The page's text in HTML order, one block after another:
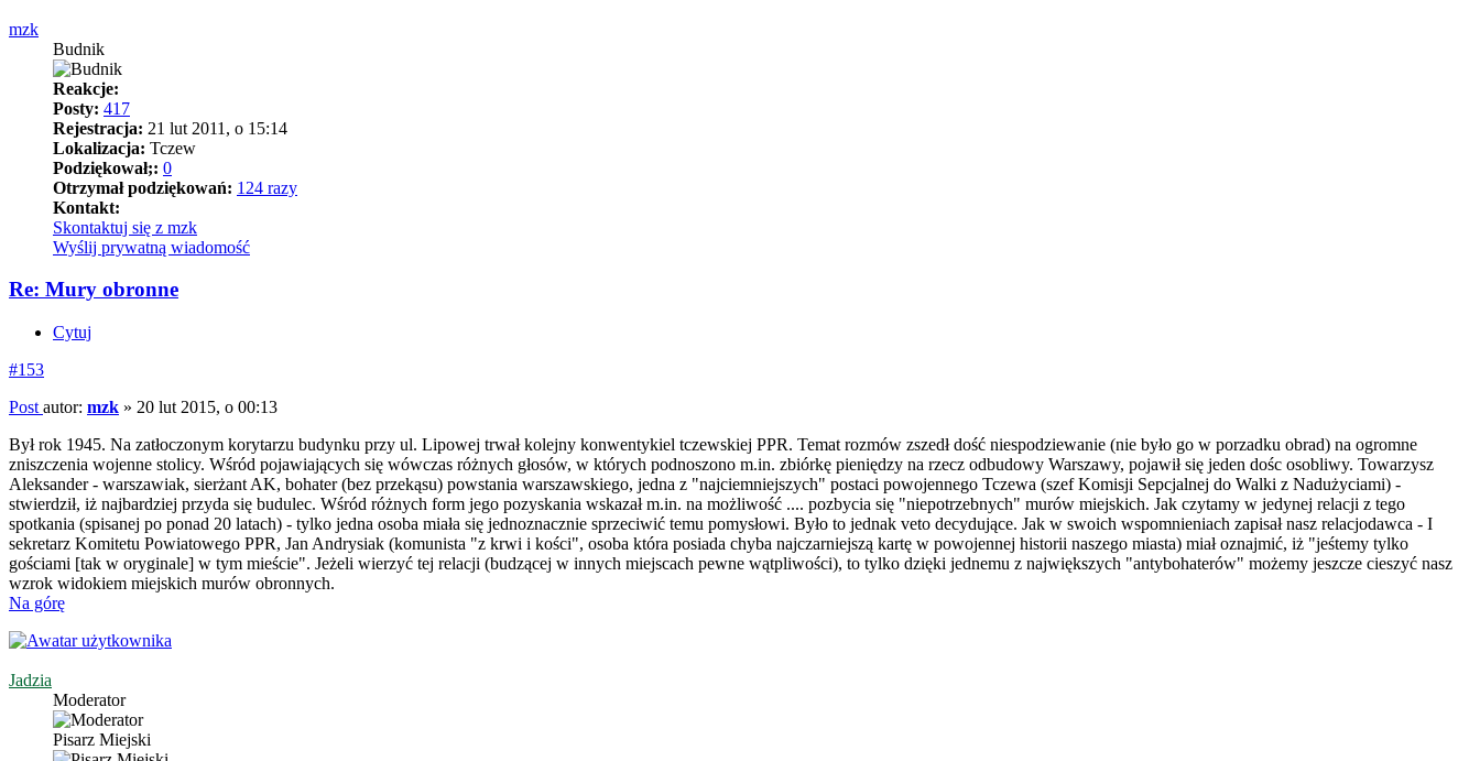
mzk
Budnik
Reakcje:
Posty: 417
Rejestracja: 21 lut 2011, o 15:14
Lokalizacja: Tczew
Podziękował;: 0
Otrzymał podziękowań: 124 razy
Kontakt:
Skontaktuj się z mzk
Wyślij prywatną wiadomość
Re: Mury obronne
Cytuj
#153
Post autor: mzk » 20 lut 2015, o 00:13
Był rok 1945. Na zatłoczonym korytarzu budynku przy ul. Lipowej trwał kolejny konwentykiel tczewskiej PPR. Temat rozmów zszedł dość niespodziewanie (nie było go w porzadku obrad) na ogromne
zniszczenia wojenne stolicy. Wśród pojawiających się wówczas różnych głosów, w których podnoszono m.in. zbiórkę pieniędzy na rzecz odbudowy Warszawy, pojawił się jeden dośc osobliwy. Towarzysz
Aleksander - warszawiak, sierżant AK, bohater (bez przekąsu) powstania warszawskiego, jedna z "najciemniejszych" postaci powojennego Tczewa (szef Komisji Sepcjalnej do Walki z Nadużyciami) -
stwierdził, iż najbardziej przyda się budulec. Wśród różnych form jego pozyskania wskazał m.in. na możliwość .... pozbycia się "niepotrzebnych" murów miejskich. Jak czytamy w jedynej relacji z tego
spotkania (spisanej po ponad 20 latach) - tylko jedna osoba miała się jednoznacznie sprzeciwić temu pomysłowi. Było to jednak veto decydujące. Jak w swoich wspomnieniach zapisał nasz relacjodawca - I
sekretarz Komitetu Powiatowego PPR, Jan Andrysiak (komunista "z krwi i kości", osoba która posiada chyba najczarniejszą kartę w powojennej historii naszego miasta) miał oznajmić, iż "jeśtemy tylko
gościami [tak w oryginale] w tym mieście". Jeżeli wierzyć tej relacji (budzącej w innych miejscach pewne wątpliwości), to tylko dzięki jednemu z największych "antybohaterów" możemy jeszcze cieszyć nasz
wzrok widokiem miejskich murów obronnych.
Na górę
Jadzia
Moderator
Pisarz Miejski